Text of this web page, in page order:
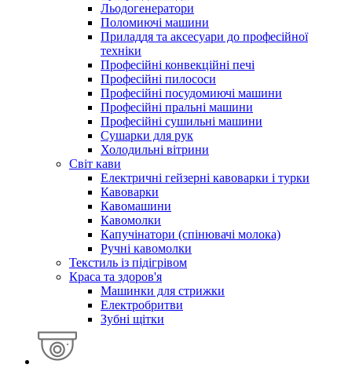
Льодогенератори
Поломиючі машини
Приладдя та аксесуари до професійної
техніки
Професійні конвекційні печі
Професійні пилососи
Професійні посудомиючі машини
Професійні пральні машини
Професійні сушильні машини
Сушарки для рук
Холодильні вітрини
Світ кави
Електричні гейзерні кавоварки і турки
Кавоварки
Кавомашини
Кавомолки
Капучінатори (спінювачі молока)
Ручні кавомолки
Текстиль із підігрівом
Краса та здоров'я
Машинки для стрижки
Електробритви
Зубні щітки